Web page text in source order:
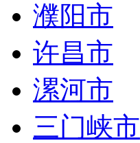
濮阳市
许昌市
漯河市
三门峡市